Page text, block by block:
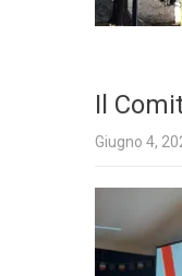
Il
Giugno 4,